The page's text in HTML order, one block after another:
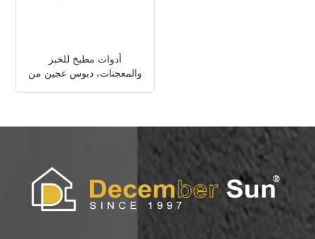
أدوات مطبخ للخبز
والمعجنات، دبوس عجين من